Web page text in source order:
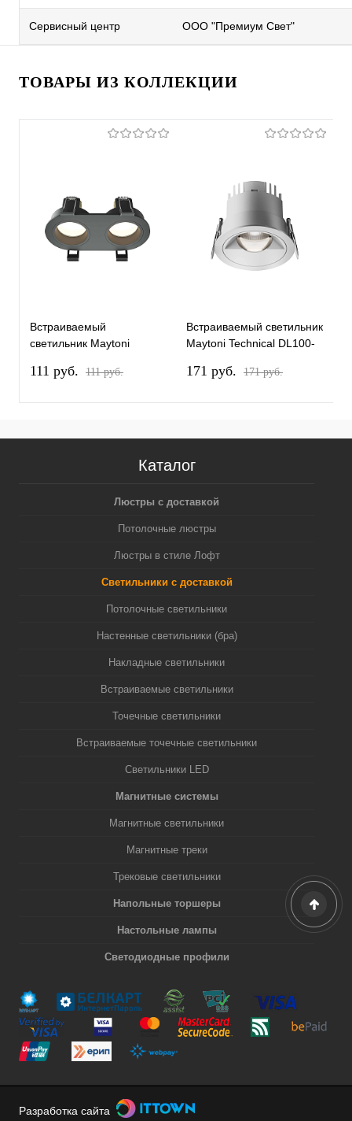
Сервисный центр ООО "Премиум Свет"
ТОВАРЫ ИЗ КОЛЛЕКЦИИ
Встраиваемый
светильник Maytoni
B
111 pуб. 111 pуб.
Встраиваемый светильник
Maytoni Technical DL100-
171 pуб. 171 pуб.
Каталог
Люстры с доставкой
Потолочные люстры
Люстры в стиле Лофт
Светильники с доставкой
Потолочные светильники
Настенные светильники (бра)
Накладные светильники
Встраиваемые светильники
Точечные светильники
Встраиваемые точечные светильники
Светильники LED
Магнитные системы
Магнитные светильники
Магнитные треки
Трековые светильники
Напольные торшеры
Настольные лампы
Светодиодные профили
Разработка сайта